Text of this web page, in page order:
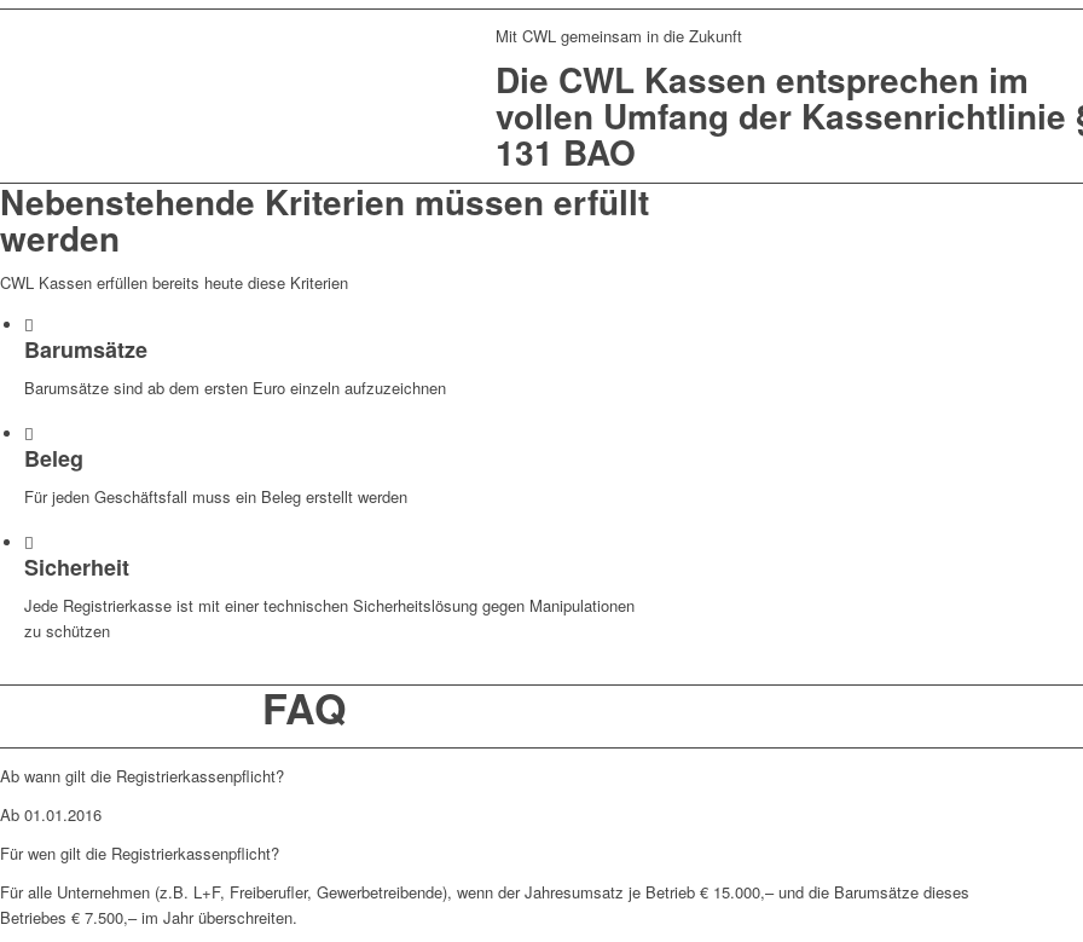
Mit CWL gemeinsam in die Zukunft
Die CWL Kassen entsprechen im
vollen Umfang der Kassenrichtlinie
131 BAO
Nebenstehende Kriterien müssen erfüllt
werden
CWL Kassen erfüllen bereits heute diese Kriterien
Barumsätze
Barumsätze sind ab dem ersten Euro einzeln aufzuzeichnen
Beleg
Für jeden Geschäftsfall muss ein Beleg erstellt werden
Sicherheit
Jede Registrierkasse ist mit einer technischen Sicherheitslösung gegen Manipulationen
zu schützen
FAQ
Ab wann gilt die Registrierkassenpflicht?
Ab 01.01.2016
Für wen gilt die Registrierkassenpflicht?
Für alle Unternehmen (z.B. L+F, Freiberufler, Gewerbetreibende), wenn der Jahresumsatz je Betrieb € 15.000,– und die Barumsätze dieses
Betriebes € 7.500,– im Jahr überschreiten.